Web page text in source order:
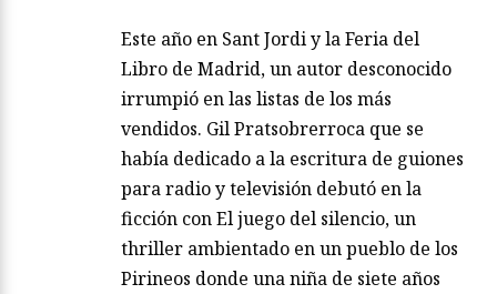
Este año en Sant Jordi y la Feria del
Libro de Madrid, un autor desconocido
irrumpió en las listas de los más
vendidos. Gil Pratsobrerroca que se
había dedicado a la escritura de guiones
para radio y televisión debutó en la
ficción con El juego del silencio, un
thriller ambientado en un pueblo de los
Pirineos donde una niña de siete años